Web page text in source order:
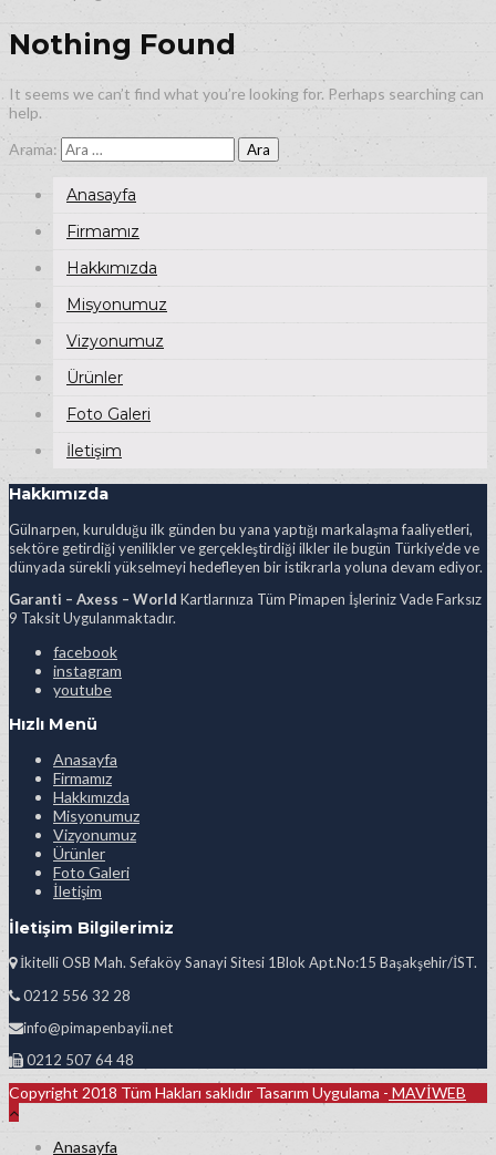
Nothing Found
It seems we can’t find what you’re looking for. Perhaps searching can
help.
Arama:
Anasayfa
Firmamız
Hakkımızda
Misyonumuz
Vizyonumuz
Ürünler
Foto Galeri
İletişim
Hakkımızda
Gülnarpen, kurulduğu ilk günden bu yana yaptığı markalaşma faaliyetleri,
sektöre getirdiği yenilikler ve gerçekleştirdiği ilkler ile bugün Türkiye’de ve
dünyada sürekli yükselmeyi hedefleyen bir istikrarla yoluna devam ediyor.
Garanti – Axess – World Kartlarınıza Tüm Pimapen İşleriniz Vade Farksız
9 Taksit Uygulanmaktadır.
facebook
instagram
youtube
Hızlı Menü
Anasayfa
Firmamız
Hakkımızda
Misyonumuz
Vizyonumuz
Ürünler
Foto Galeri
İletişim
İletişim Bilgilerimiz
İkitelli OSB Mah. Sefaköy Sanayi Sitesi 1Blok Apt.No:15 Başakşehir/İST.
0212 556 32 28
info@pimapenbayii.net
0212 507 64 48
Copyright 2018 Tüm Hakları saklıdır Tasarım Uygulama - MAVİWEB
Anasayfa